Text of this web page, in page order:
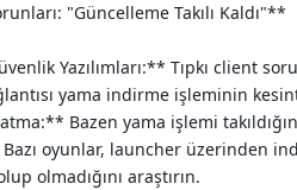
"Güncelleme Takılı Kaldı"**
Yazılımları:** Tıpkı client
yama indirme işleminin
Bazen yama işlemi
oyunlar, launcher üzerinden
olmadığını araştırın.